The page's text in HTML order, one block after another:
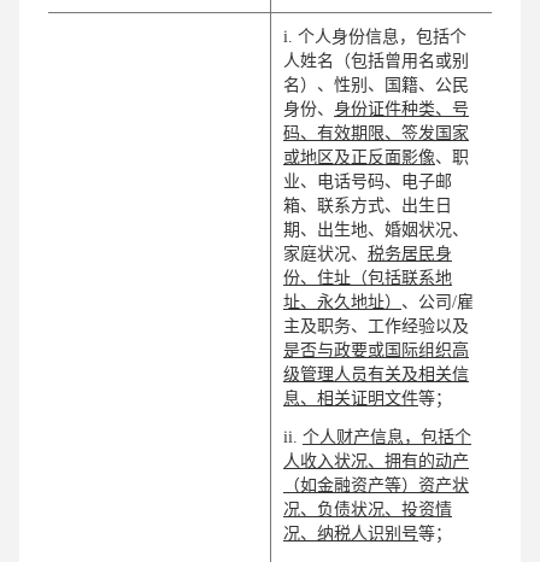
i. 个人身份信息，包括个
人姓名（包括曾用名或别
名）、性别、国籍、公民
身份、 身份证件种类、号
码、有效期限、签发国家
或地区及正反面影像、职
业、电话号码、电子邮
箱、联系方式、出生日
期、出生地、婚姻状况、
家庭状况、 税务居民身
份、住址（包括联系地
址、永久地址） 、公司/雇
主及职务、工作经验以及
是否与政要或国际组织高
级管理人员有关及相关信
息、相关证明文件等；
ii. 个人财产信息，包括个
人收入状况、拥有的动产
（如金融资产等）资产状
况、负债状况、投资情
况、纳税人识别号等；